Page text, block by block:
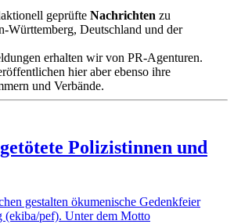
geprüfte Nachrichten zu
Württemberg, Deutschland und der
erhalten wir von PR-Agenturen.
hier aber ebenso ihre
und Verbände.
Polizistinnen und
gestalten ökumenische Gedenkfeier
(ekiba/pef). Unter dem Motto